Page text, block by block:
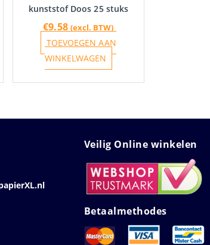
kunststof Doos 25 stuks
€9.58 (excl. BTW)
TOEVOEGEN AAN
WINKELWAGEN
Veilig Online winkelen
Betaalmethodes